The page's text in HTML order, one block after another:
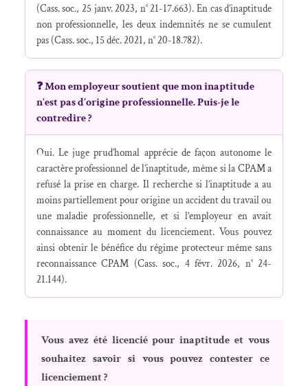
(Cass. soc., 25 janv. 2023, n° 21-17.663). En cas d’inaptitude
non professionnelle, les deux indemnités ne se cumulent
pas (Cass. soc., 15 déc. 2021, n° 20-18.782).
❓ Mon employeur soutient que mon inaptitude
n’est pas d’origine professionnelle. Puis-je le
contredire ?
Oui. Le juge prud’homal apprécie de façon autonome le
caractère professionnel de l’inaptitude, même si la CPAM a
refusé la prise en charge. Il recherche si l’inaptitude a au
moins partiellement pour origine un accident du travail ou
une maladie professionnelle, et si l’employeur en avait
connaissance au moment du licenciement. Vous pouvez
ainsi obtenir le bénéfice du régime protecteur même sans
reconnaissance CPAM (Cass. soc., 4 févr. 2026, n° 24-
21.144).
Vous avez été licencié pour inaptitude et vous
souhaitez savoir si vous pouvez contester ce
licenciement ?